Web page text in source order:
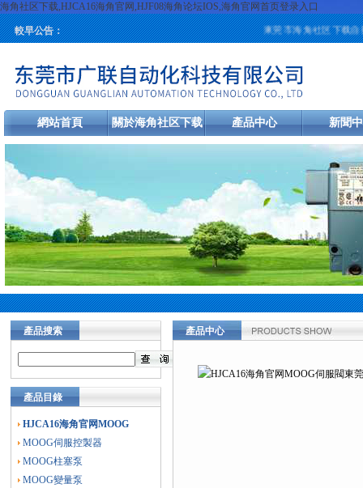
海角社区下载,HJCA16海角官网,HJF08海角论坛IOS,海角官网首页登录入口
較早公告： 東莞市海角社区下载自動化科技有
網站首頁 關於海角社区下载 產品中心 新聞
產品搜索
產品目錄
HJCA16海角官网MOOG
MOOG伺服控製器
MOOG柱塞泵
MOOG變量泵
產品中心
總經銷